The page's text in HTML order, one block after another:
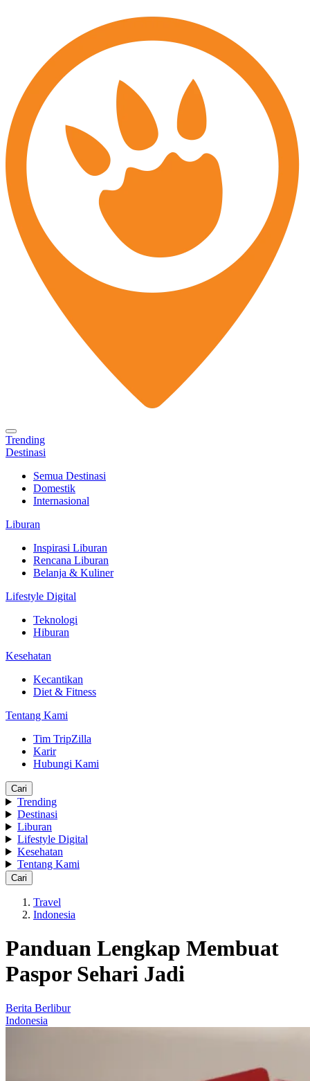
Trending
Destinasi
Semua Destinasi
Domestik
Internasional
Liburan
Inspirasi Liburan
Rencana Liburan
Belanja & Kuliner
Lifestyle Digital
Teknologi
Hiburan
Kesehatan
Kecantikan
Diet & Fitness
Tentang Kami
Tim TripZilla
Karir
Hubungi Kami
Cari
Trending
Destinasi
Liburan
Lifestyle Digital
Kesehatan
Tentang Kami
Cari
Travel
Indonesia
Panduan Lengkap Membuat
Paspor Sehari Jadi
Berita Berlibur
Indonesia